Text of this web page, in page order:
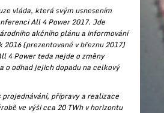
vláda, která svým usnesením
All 4 Power 2017. Jde
akčního plánu a informování
(prezentované v březnu 2017)
4 Power teda nejde o změny
o odhad jejich dopadu na celkový
přípravy a realizace
ve výši cca 20 TWh v horizontu